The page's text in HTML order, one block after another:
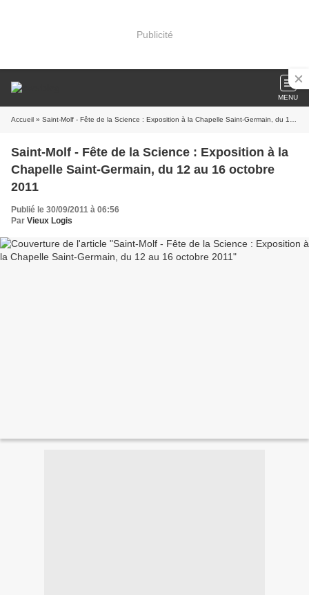
Publicité
MENU
Accueil » Saint-Molf - Fête de la Science : Exposition à la Chapelle Saint-Germain, du 12 au 16 octobre 2011
Saint-Molf - Fête de la Science : Exposition à la
Chapelle Saint-Germain, du 12 au 16 octobre
2011
Publié le 30/09/2011 à 06:56
Par Vieux Logis